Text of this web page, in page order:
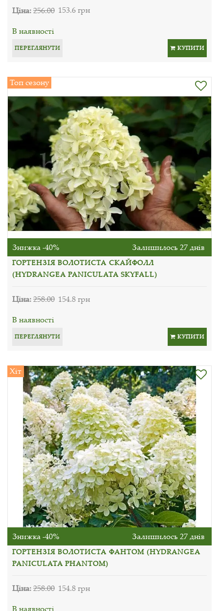
Ціна:256.00 153.6 грн
В наявності
ПЕРЕГЛЯНУТИ КУПИТИ
Топ сезону
Знижка -40% Залишилось 27 днів
ГОРТЕНЗІЯ ВОЛОТИСТА СКАЙФОЛЛ
(HYDRANGEA PANICULATA SKYFALL)
Ціна:258.00 154.8 грн
В наявності
ПЕРЕГЛЯНУТИ КУПИТИ
Хіт
Знижка -40% Залишилось 27 днів
ГОРТЕНЗІЯ ВОЛОТИСТА ФАНТОМ (HYDRANGEA
PANICULATA PHANTOM)
Ціна:258.00 154.8 грн
В наявності